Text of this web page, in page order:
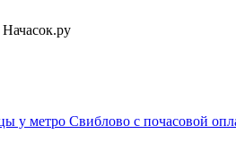
у метро Свиблово c почасовой